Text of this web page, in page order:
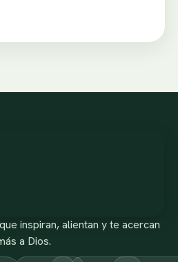
inspiran, alientan y te acercan
a Dios.